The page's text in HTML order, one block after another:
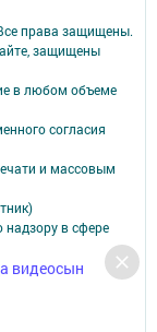
видеосын
права защищены.
защищены
в любом объеме
согласия
и массовым
в сфере